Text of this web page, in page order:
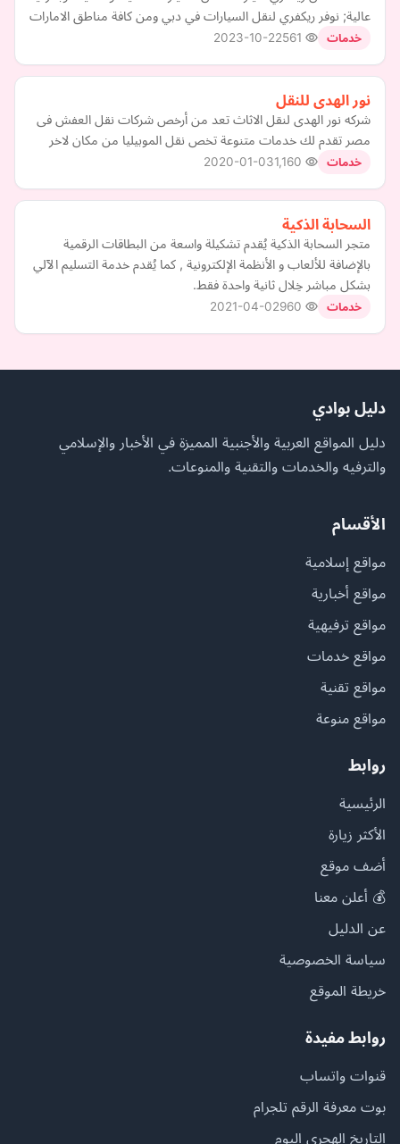
عالية; نوفر ريكفري لنقل السيارات في دبي ومن كافة مناطق الامارات
خدمات 2023-10-22
نور الهدى للنقل
شركه نور الهدى لنقل الاثاث تعد من أرخص شركات نقل العفش فى
مصر تقدم لك خدمات متنوعة تخص نقل الموبيليا من مكان لاخر
خدمات 2020-01-03
السحابة الذكية
متجر السحابة الذكية يُقدم تشكيلة واسعة من البطاقات الرقمية
بالإضافة للألعاب و الأنظمة الإلكترونية , كما يُقدم خدمة التسليم الآلي
بشكل مباشر خِلال ثانية واحدة فقط.
خدمات 2021-04-02
دليل بوادي
دليل المواقع العربية والأجنبية المميزة في الأخبار والإسلامي
والترفيه والخدمات والتقنية والمنوعات.
الأقسام
مواقع إسلامية
مواقع أخبارية
مواقع ترفيهية
مواقع خدمات
مواقع تقنية
مواقع منوعة
روابط
الرئيسية
الأكثر زيارة
أضف موقع
💰 أعلن معنا
عن الدليل
سياسة الخصوصية
خريطة الموقع
روابط مفيدة
قنوات واتساب
بوت معرفة الرقم تلجرام
التاريخ الهجري اليوم